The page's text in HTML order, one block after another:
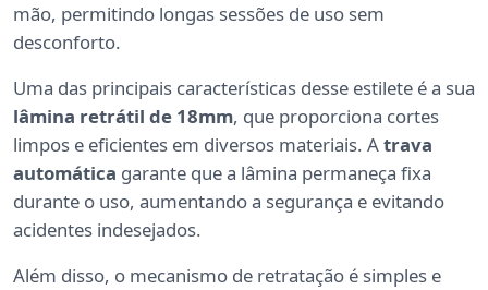
mão, permitindo longas sessões de uso sem
desconforto.
Uma das principais características desse estilete é a sua
lâmina retrátil de 18mm, que proporciona cortes
limpos e eficientes em diversos materiais. Atrava
automática garante que a lâmina permaneça fixa
durante o uso, aumentando a segurança e evitando
acidentes indesejados.
Além disso, o mecanismo de retratação é simples e